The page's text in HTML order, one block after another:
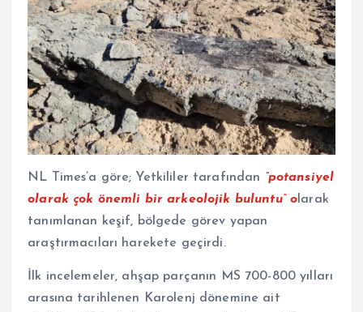
NL Times’a göre; Yetkililer tarafından “potansiyel
olarak çok önemli bir arkeolojik buluntu” o larak
tanımlanan keşif, bölgede görev yapan
araştırmacıları harekete geçirdi.
İlk incelemeler, ahşap parçanın MS 700-800 yılları
arasına tarihlenen Karolenj dönemine ait